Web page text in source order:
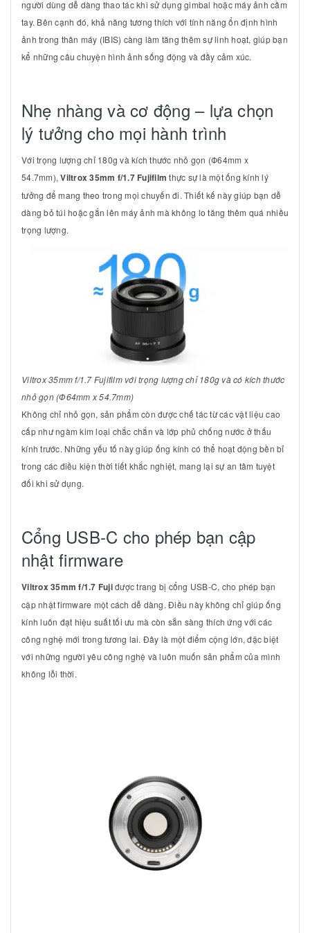
người dùng dễ dàng thao tác khi sử dụng gimbal hoặc máy ảnh cầm
tay. Bên cạnh đó, khả năng tương thích với tính năng ổn định hình
ảnh trong thân máy (IBIS) càng làm tăng thêm sự linh hoạt, giúp bạn
kể những câu chuyện hình ảnh sống động và đầy cảm xúc.
Nhẹ nhàng và cơ động – lựa chọn
lý tưởng cho mọi hành trình
Với trọng lượng chỉ 180g và kích thước nhỏ gọn (Ф64mm x
54.7mm),Viltrox 35mm f/1.7 Fujifilm thực sự là một ống kính lý
tưởng để mang theo trong mọi chuyến đi. Thiết kế này giúp bạn dễ
dàng bỏ túi hoặc gắn lên máy ảnh mà không lo tăng thêm quá nhiều
trọng lượng.
Viltrox 35mm f/1.7 Fujifilm với trọng lượng chỉ 180g và có kích thước
nhỏ gọn (Ф64mm x 54.7mm)
Không chỉ nhỏ gọn, sản phẩm còn được chế tác từ các vật liệu cao
cấp như ngàm kim loại chắc chắn và lớp phủ chống nước ở thấu
kính trước. Những yếu tố này giúp ống kính có thể hoạt động bền bỉ
trong các điều kiện thời tiết khắc nghiệt, mang lại sự an tâm tuyệt
đối khi sử dụng.
Cổng USB-C cho phép bạn cập
nhật firmware
Viltrox 35mm f/1.7 Fujiđược trang bị cổng USB-C, cho phép bạn
cập nhật firmware một cách dễ dàng. Điều này không chỉ giúp ống
kính luôn đạt hiệu suất tối ưu mà còn sẵn sàng thích ứng với các
công nghệ mới trong tương lai. Đây là một điểm cộng lớn, đặc biệt
với những người yêu công nghệ và luôn muốn sản phẩm của mình
không lỗi thời.